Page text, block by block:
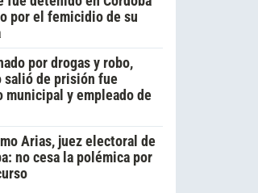
por el femicidio de su
por drogas y robo,
salió de prisión fue
municipal y empleado de
Arias, juez electoral de
no cesa la polémica por